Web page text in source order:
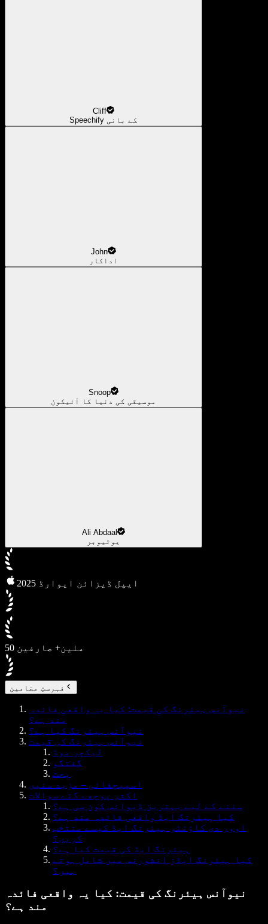
Cliff
Speechify کے بانی
John
اداکار
Snoop
موسیقی کی دنیا کا آئیکون
Ali Abdaal
یوٹیوبر
2025 ایپل ڈیزائن ایوارڈ
50 ملین+ صارفین
فہرستِ مضامین
نیوآنس ہیئرنگ کی قیمت: کیا یہ واقعی فائدہ
مند ہے؟
نیوآنس ہیئرنگ کیا ہے؟
نیوآنس ہیئرنگ کی قیمت
لیکچر موڈ
گفتگو
بحث
اسپیچفائی – مزید سنیں
اکثر پوچھے گئے سوالات
سننے کے لیے بہترین ڈیوائس کون سی ہے؟
کیا ہیئرنگ ایڈ واقعی فائدہ مند ہے؟
اوور دی کاؤنٹر ہیئرنگ ایڈ کیسے منتخب
کریں؟
ہیئرنگ ایڈ کی قیمت کیا ہے؟
کیا ہیئرنگ ایڈز انشورنس میں شامل ہوتے
ہیں؟
نیوآنس ہیئرنگ کی قیمت: کیا یہ واقعی فائدہ
مند ہے؟